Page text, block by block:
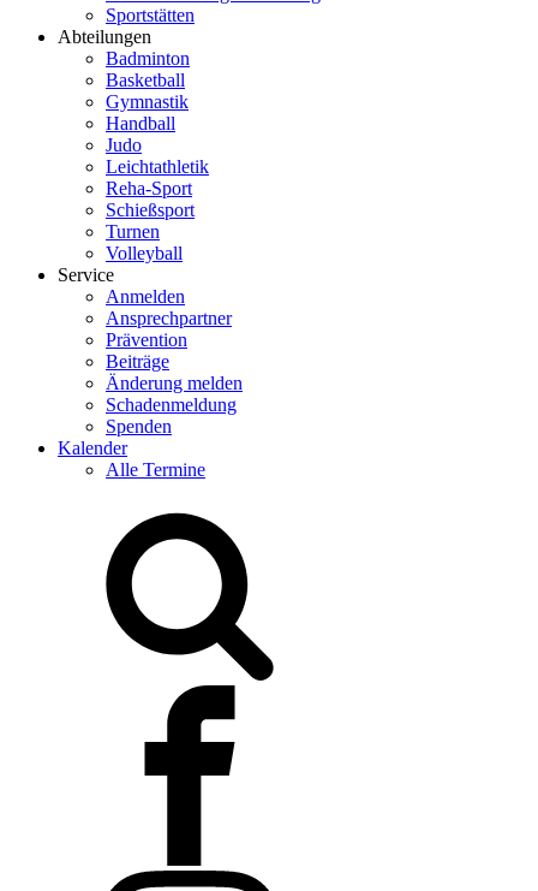
Sportstätten
Abteilungen
Badminton
Basketball
Gymnastik
Handball
Judo
Leichtathletik
Reha-Sport
Schießsport
Turnen
Volleyball
Service
Anmelden
Ansprechpartner
Prävention
Beiträge
Änderung melden
Schadenmeldung
Spenden
Kalender
Alle Termine